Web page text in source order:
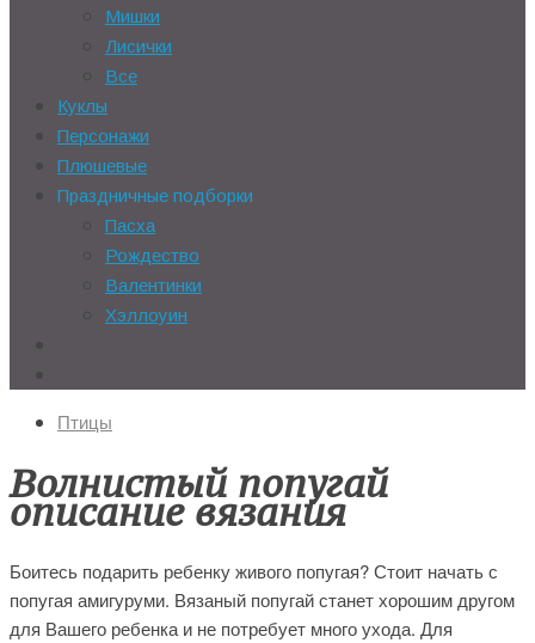
Мишки
Лисички
Все
Куклы
Персонажи
Плюшевые
Праздничные подборки
Пасха
Рождество
Валентинки
Хэллоуин
Птицы
Волнистый попугай
описание вязания
Боитесь подарить ребенку живого попугая? Стоит начать с
попугая амигуруми. Вязаный попугай станет хорошим другом
для Вашего ребенка и не потребует много ухода. Для